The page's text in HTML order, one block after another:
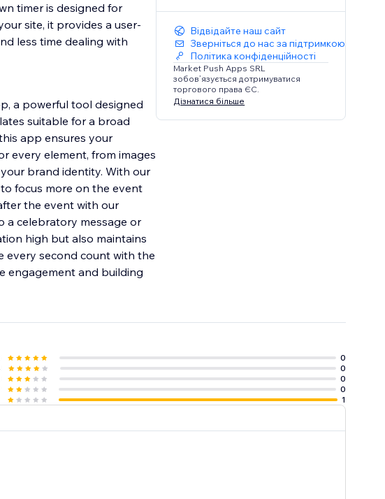
timer is designed for
site, it provides a user-
less time dealing with
a powerful tool designed
suitable for a broad
app ensures your
every element, from images
brand identity. With our
focus more on the event
the event with our
a celebratory message or
high but also maintains
every second count with the
engagement and building
Відвідайте наш сайт
Зверніться до нас за підтримкою
Політика конфіденційності
Market Push Apps SRL
зобов’язується дотримуватися
торгового права ЄС.
Дізнатися більше
0
0
0
0
1